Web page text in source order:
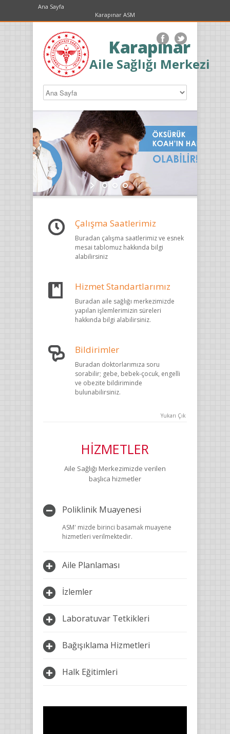
Ana Sayfa
Karapınar ASM
Karapınar
Aile Sağlığı Merkezi
Çalışma Saatlerimiz
Buradan çalışma saatlerimiz ve esnek
mesai tablomuz hakkında bilgi
alabilirsiniz
Hizmet Standartlarımız
Buradan aile sağlığı merkezimizde
yapılan işlemlerimizin süreleri
hakkında bilgi alabilirsiniz.
Bildirimler
Buradan doktorlarımıza soru
sorabilir; gebe, bebek-çocuk, engelli
ve obezite bildiriminde
bulunabilirsiniz.
Yukarı Çık
HİZMETLER
Aile Sağlığı Merkezimizde verilen
başlıca hizmetler
Poliklinik Muayenesi
ASM' mizde birinci basamak muayene
hizmetleri verilmektedir.
Aile Planlaması
İzlemler
Laboratuvar Tetkikleri
Bağışıklama Hizmetleri
Halk Eğitimleri